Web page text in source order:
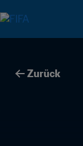
Zurück